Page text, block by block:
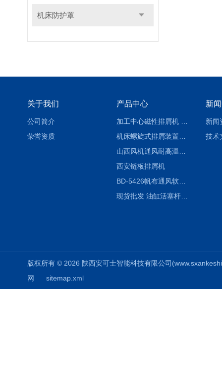
机床防护罩
关于我们
公司简介
荣誉资质
产品中心
西安链板排屑机
BD-5426帆布通风软连接水泥布袋陕西生产厂家
现货批发 油缸活塞杆圆形保护套
新
新闻
技术
版权所有 © 2026 陕西安可士智能科技有限公司
网
sitemap.xml